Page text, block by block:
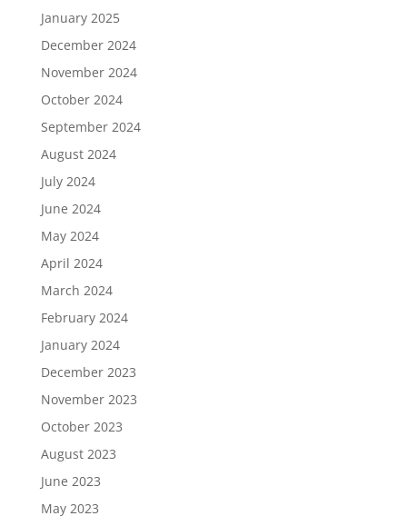
January 2025
December 2024
November 2024
October 2024
September 2024
August 2024
July 2024
June 2024
May 2024
April 2024
March 2024
February 2024
January 2024
December 2023
November 2023
October 2023
August 2023
June 2023
May 2023